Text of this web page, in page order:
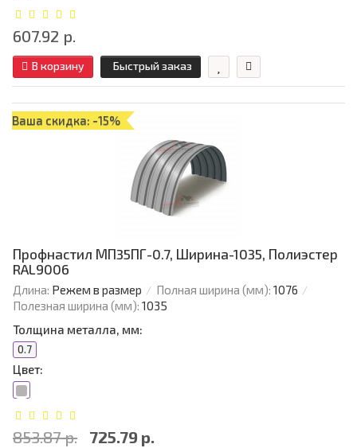
607.92 р.
В корзину Быстрый заказ
Ваша скидка: -15%
Профнастил МП35ПГ-0.7, Ширина-1035, Полиэстер
RAL9006
Длина: Режем в размер Полная ширина (мм): 1076
Полезная ширина (мм): 1035
Толщина металла, мм:
0.7
Цвет:
853.87 р. 725.79 р.